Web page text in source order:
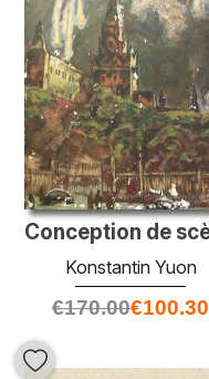
Konstantin Yuon
€170.00€100.30